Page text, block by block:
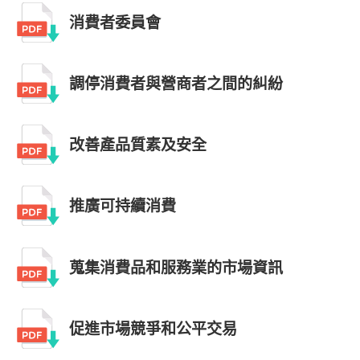
消費者委員會
調停消費者與營商者之間的糾紛
改善產品質素及安全
推廣可持續消費
蒐集消費品和服務業的市場資訊
促進市場競爭和公平交易